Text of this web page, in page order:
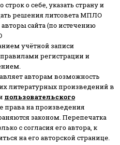
строк о себе, указать страну и
решения литсовета МПЛО
сайта (по истечению
учётной записи
регистрации и
авторам возможность
литературных произведений в
пользовательского
права на произведения
законом. Перепечатка
с согласия его автора, к
на его авторской странице.